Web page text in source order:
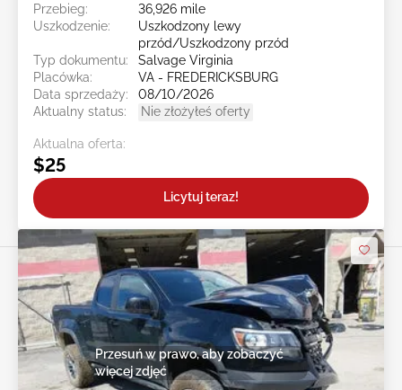
Przebieg:
36,926 mile
Uszkodzenie:
Uszkodzony lewy
przód/Uszkodzony przód
Typ dokumentu:
Salvage Virginia
Placówka:
VA - FREDERICKSBURG
Data sprzedaży:
08/10/2026
Aktualny status:
Nie złożyłeś oferty
Aktualna oferta:
$25
Licytuj teraz!
Przesuń w prawo, aby zobaczyć
więcej zdjęć